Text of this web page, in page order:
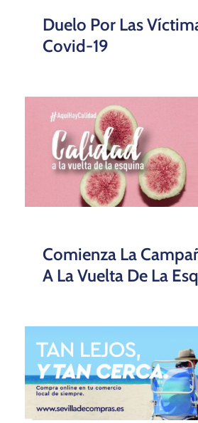
Duelo Por Las
Covid-19
Comienza La
A La Vuelta De La